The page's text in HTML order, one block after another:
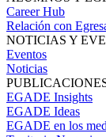
Career Hub
Relación con
NOTICIAS Y
Eventos
Noticias
EGADE Insights
EGADE Ideas
EGADE en los